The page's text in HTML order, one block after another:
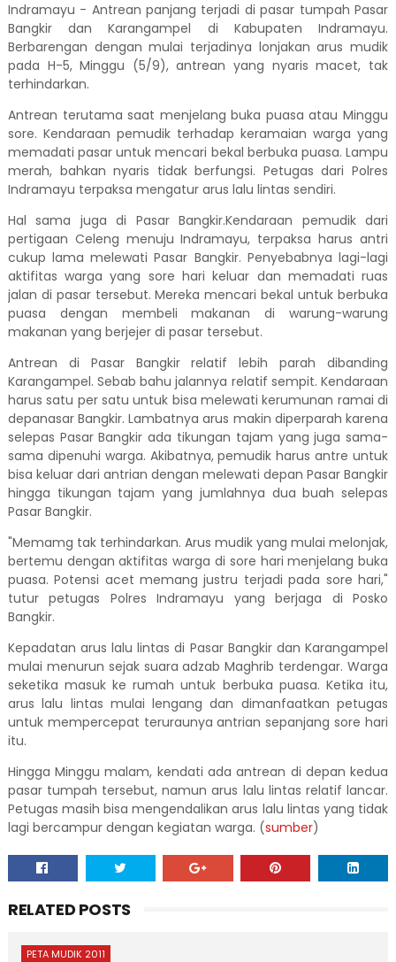
Indramayu - Antrean panjang terjadi di pasar tumpah Pasar
Bangkir dan Karangampel di Kabupaten Indramayu.
Berbarengan dengan mulai terjadinya lonjakan arus mudik
pada H-5, Minggu (5/9), antrean yang nyaris macet, tak
terhindarkan.
Antrean terutama saat menjelang buka puasa atau Minggu
sore. Kendaraan pemudik terhadap keramaian warga yang
memadati pasar untuk mencari bekal berbuka puasa. Lampu
merah, bahkan nyaris tidak berfungsi. Petugas dari Polres
Indramayu terpaksa mengatur arus lalu lintas sendiri.
Hal sama juga di Pasar Bangkir.Kendaraan pemudik dari
pertigaan Celeng menuju Indramayu, terpaksa harus antri
cukup lama melewati Pasar Bangkir. Penyebabnya lagi-lagi
aktifitas warga yang sore hari keluar dan memadati ruas
jalan di pasar tersebut. Mereka mencari bekal untuk berbuka
puasa dengan membeli makanan di warung-warung
makanan yang berjejer di pasar tersebut.
Antrean di Pasar Bangkir relatif lebih parah dibanding
Karangampel. Sebab bahu jalannya relatif sempit. Kendaraan
harus satu per satu untuk bisa melewati kerumunan ramai di
depanasar Bangkir. Lambatnya arus makin diperparah karena
selepas Pasar Bangkir ada tikungan tajam yang juga sama-
sama dipenuhi warga. Akibatnya, pemudik harus antre untuk
bisa keluar dari antrian dengan melewati depan Pasar Bangkir
hingga tikungan tajam yang jumlahnya dua buah selepas
Pasar Bangkir.
"Memamg tak terhindarkan. Arus mudik yang mulai melonjak,
bertemu dengan aktifitas warga di sore hari menjelang buka
puasa. Potensi acet memang justru terjadi pada sore hari,"
tutur petugas Polres Indramayu yang berjaga di Posko
Bangkir.
Kepadatan arus lalu lintas di Pasar Bangkir dan Karangampel
mulai menurun sejak suara adzab Maghrib terdengar. Warga
seketika masuk ke rumah untuk berbuka puasa. Ketika itu,
arus lalu lintas mulai lengang dan dimanfaatkan petugas
untuk mempercepat teruraunya antrian sepanjang sore hari
itu.
Hingga Minggu malam, kendati ada antrean di depan kedua
pasar tumpah tersebut, namun arus lalu lintas relatif lancar.
Petugas masih bisa mengendalikan arus lalu lintas yang tidak
lagi bercampur dengan kegiatan warga. (sumber)
RELATED POSTS
PETA MUDIK 2011